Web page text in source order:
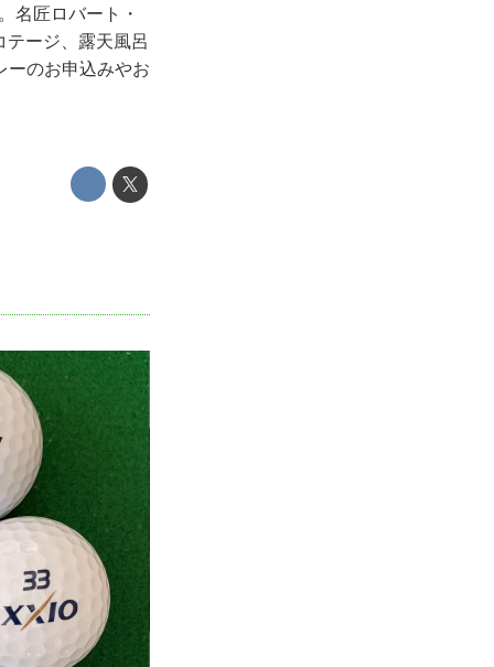
名匠ロバート・
ージ、露天風呂
ーのお申込みやお